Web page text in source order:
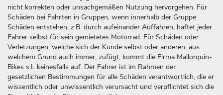
nicht korrekten oder unsachgemäßen Nutzung hervorgehen. Für
Schäden bei Fahrten in Gruppen, wenn innerhalb der Gruppe
Schäden entstehen, z.B. durch aufeinander Auffahren, haftet jeder
Fahrer selbst für sein gemietetes Motorrad. Für Schäden oder
Verletzungen, welche sich der Kunde selbst oder anderen, aus
welchem Grund auch immer, zufügt, kommt die Firma Mallorquin-
Bikes s.L keinesfalls auf. Der Fahrer ist im Rahmen der
gesetzlichen Bestimmungen für alle Schäden verantwortlich, die er
wissentlich oder unwissentlich verursacht und verpflichtet sich die